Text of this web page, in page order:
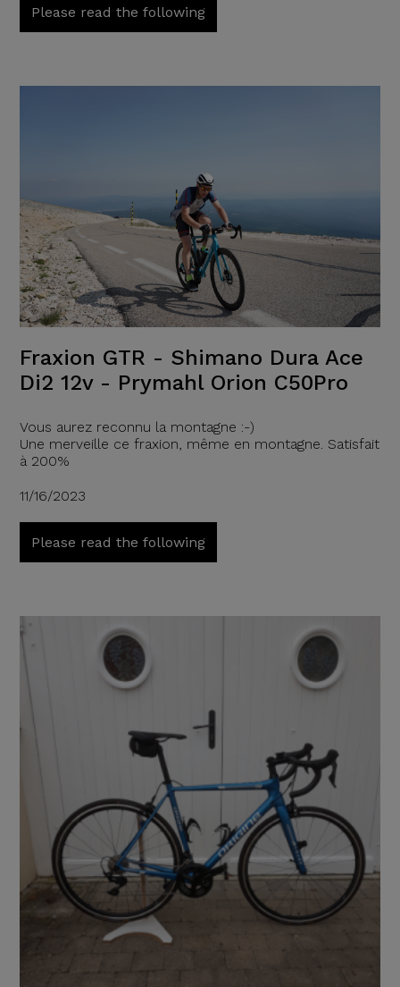
Please read the following
Fraxion GTR - Shimano Dura Ace
Di2 12v - Prymahl Orion C50Pro
Vous aurez reconnu la montagne :-)
Une merveille ce fraxion, même en montagne. Satisfait
à 200%
11/16/2023
Please read the following